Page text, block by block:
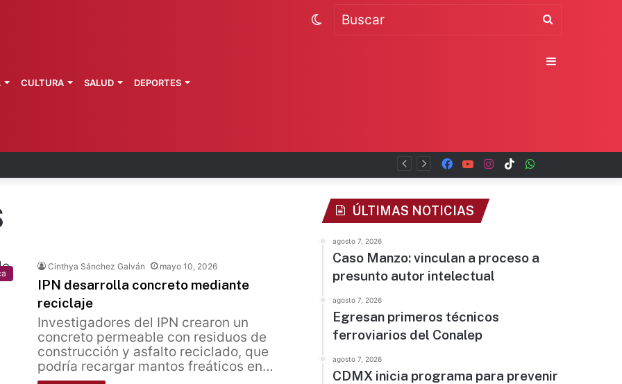
vinculan a proceso a presunto autor intelectual TikTok
Instagram
YouTube
Facebook
CULTURA SALUD DEPORTES
Switch
Cinthya Sánchez Galván mayo 10, 2026
IPN desarrolla concreto mediante
reciclaje
Investigadores del IPN crearon un
concreto permeable con residuos de
construcción y asfalto reciclado, que
podría recargar mantos freáticos en…
ÚLTIMAS NOTICIAS
agosto 7, 2026
Caso Manzo: vinculan a proceso a
presunto autor intelectual
agosto 7, 2026
Egresan primeros técnicos
ferroviarios del Conalep
agosto 7, 2026
CDMX inicia programa para prevenir